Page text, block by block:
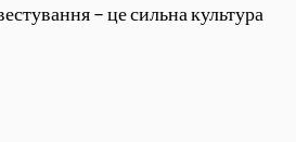
– це сильна культура